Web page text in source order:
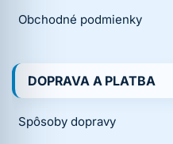
Obchodné podmienky
DOPRAVA A PLATBA
Spôsoby dopravy